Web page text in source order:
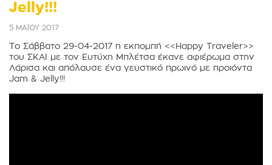
Jelly!!!
5 ΜΑΪΟΥ 2017
Το Σάββατο 29-04-2017 η εκπομπή <<Happy Traveler>>
του ΣΚΑΙ με τον Ευτύχη Μπλέτσα έκανε αφιέρωμα στην
Λάρισα και απόλαυσε ένα γευστικό πρωινό με προιόντα
Jam & Jelly!!!